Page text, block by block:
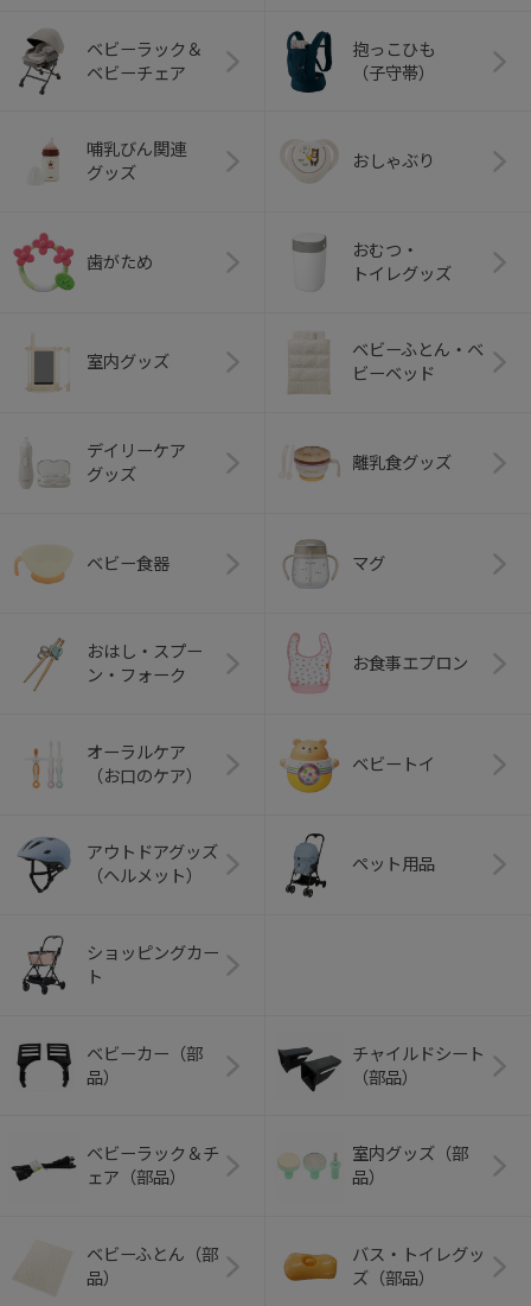
ベビーラック＆
ベビーチェア
抱っこひも
（子守帯）
哺乳びん関連
グッズ
おしゃぶり
歯がため
おむつ・
トイレグッズ
室内グッズ
ベビーふとん・ベ
ビーベッド
デイリーケア
グッズ
離乳食グッズ
ベビー食器 マグ
おはし・スプー
ン・フォーク
お食事エプロン
オーラルケア
（お口のケア）
ベビートイ
アウトドアグッズ
（ヘルメット）
ペット用品
ショッピングカー
ト
ベビーカー（部
品）
チャイルドシート
（部品）
ベビーラック＆チ
ェア（部品）
室内グッズ（部
品）
ベビーふとん（部
品）
バス・トイレグッ
ズ（部品）